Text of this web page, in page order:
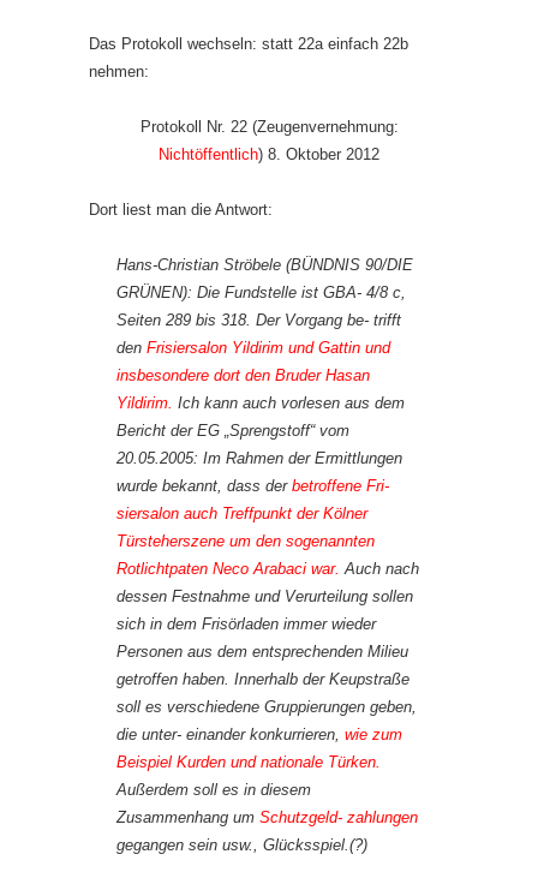
Das Protokoll wechseln: statt 22a einfach 22b
nehmen:
Protokoll Nr. 22 (Zeugenvernehmung:
Nichtöffentlich) 8. Oktober 2012
Dort liest man die Antwort:
Hans-Christian Ströbele (BÜNDNIS 90/DIE
GRÜNEN): Die Fundstelle ist GBA- 4/8 c,
Seiten 289 bis 318. Der Vorgang be- trifft
den Frisiersalon Yildirim und Gattin und
insbesondere dort den Bruder Hasan
Yildirim. Ich kann auch vorlesen aus dem
Bericht der EG „Sprengstoff“ vom
20.05.2005: Im Rahmen der Ermittlungen
wurde bekannt, dass derbetroffene Fri-
siersalon auch Treffpunkt der Kölner
Türsteherszene um den sogenannten
Rotlichtpaten Neco Arabaci war. Auch nach
dessen Festnahme und Verurteilung sollen
sich in dem Frisörladen immer wieder
Personen aus dem entsprechenden Milieu
getroffen haben. Innerhalb der Keupstraße
soll es verschiedene Gruppierungen geben,
die unter- einander konkurrieren, wie zum
Beispiel Kurden und nationale Türken.
Außerdem soll es in diesem
Zusammenhang um Schutzgeld- zahlungen
gegangen sein usw., Glücksspiel.(?)